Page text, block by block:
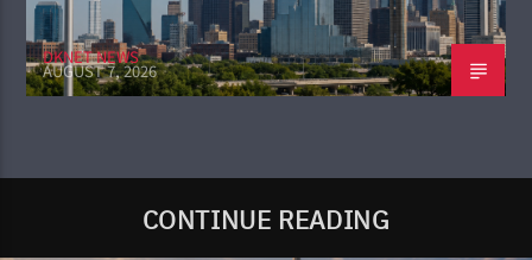
DKNET NEWS
AUGUST 7, 2026
CONTINUE READING